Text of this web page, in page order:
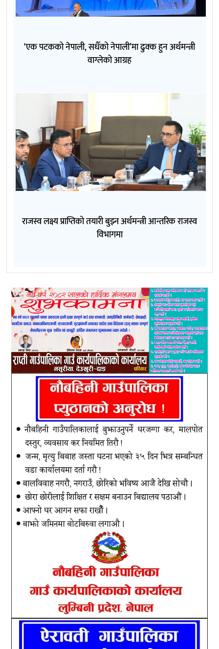
‘एक पटकको नेपाली, सधैँको नेपाली’मा ढुक्क हुन अर्थमन्त्री
वाग्लेको आग्रह
राजस्व लक्ष्य प्राप्तिको तयारी बुझ्न अर्थमन्त्री आन्तरिक राजस्व
विभागमा